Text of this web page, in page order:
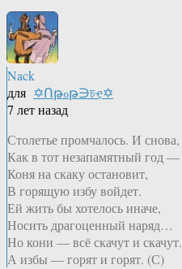
Nack
для ✡Ոթℴթ∋চҿ✡
7 лет назад
Столетье промчалось. И снова,
Как в тот незапамятный год —
Коня на скаку остановит,
В горящую избу войдет.
Ей жить бы хотелось иначе,
Носить драгоценный наряд…
Но кони — всё скачут и скачут.
А избы — горят и горят. (С)